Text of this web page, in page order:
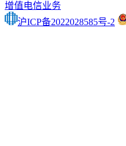
增值电信业务
沪ICP备2022028585号-2